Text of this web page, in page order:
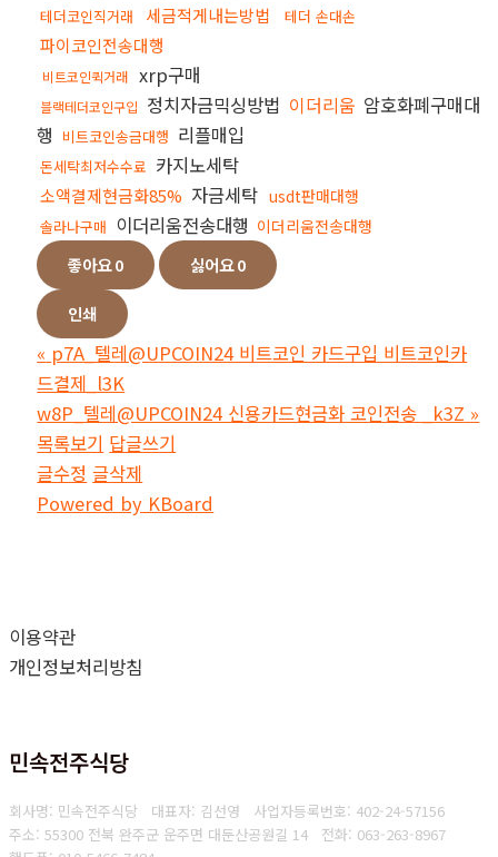
테더코인직거래 세금적게내는방법 테더 손대손
파이코인전송대행
비트코인퀵거래 xrp구매
블랙테더코인구입 정치자금믹싱방법 이더리움 암호화폐구매대
행 비트코인송금대행 리플매입
돈세탁최저수수료 카지노세탁
소액결제현금화85% 자금세탁 usdt판매대행
솔라나구매 이더리움전송대행 이더리움전송대행
좋아요0 싫어요0
인쇄
« p7A_텔레@UPCOIN24 비트코인 카드구입 비트코인카
드결제_l3K
w8P_텔레@UPCOIN24 신용카드현금화 코인전송 _k3Z »
목록보기 답글쓰기
글수정 글삭제
Powered by KBoard
이용약관
개인정보처리방침
민속전주식당
회사명: 민속전주식당 대표자: 김선영 사업자등록번호: 402-24-57156
주소: 55300 전북 완주군 운주면 대둔산공원길 14 전화: 063-263-8967